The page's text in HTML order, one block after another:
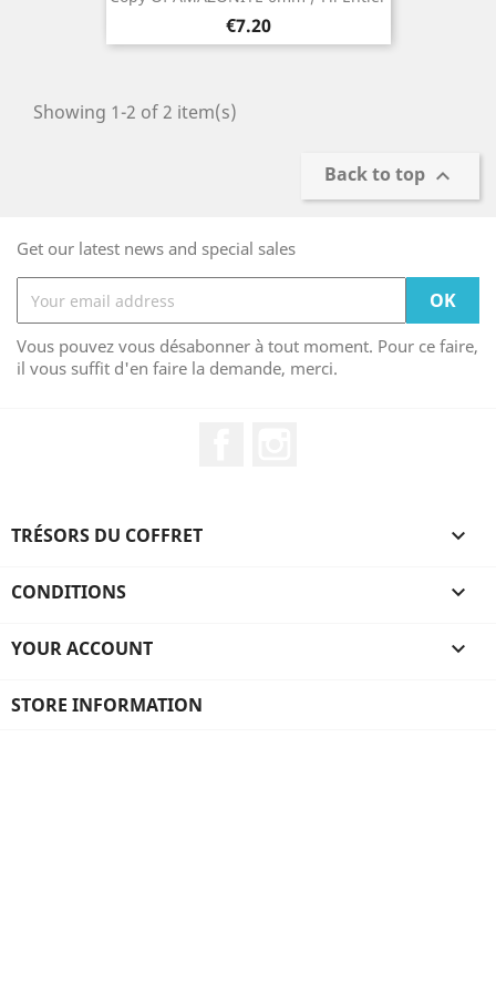
Price
€7.20
Showing 1-2 of 2 item(s)
Back to top 
Get our latest news and special sales
Vous pouvez vous désabonner à tout moment. Pour ce faire,
il vous suffit d'en faire la demande, merci.
TRÉSORS DU COFFRET 
CONDITIONS 
YOUR ACCOUNT 
STORE INFORMATION